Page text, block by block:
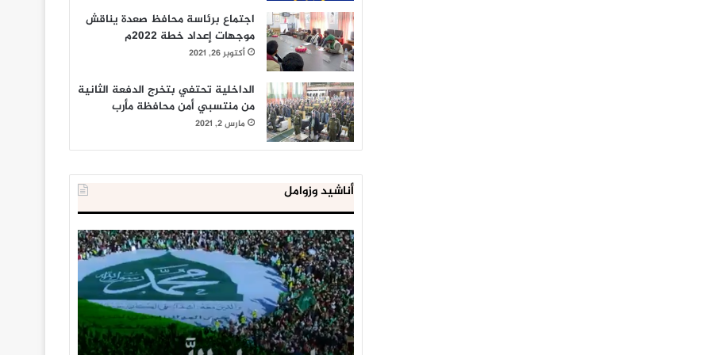
اجتماع برئاسة محافظ صعدة يناقش
موجهات إعداد خطة 2022م
أكتوبر 26, 2021
الداخلية تحتفي بتخرج الدفعة الثانية
من منتسبي أمن محافظة مأرب
مارس 2, 2021
أناشيد وزوامل
العدو
الإسرائيلي
اعتقل
543
طفلا
فلسطينيا
خلال
يناير 31, 2021
الداخلية
المصرية
إحباط
‘مخطط
كبير’
للإخوان